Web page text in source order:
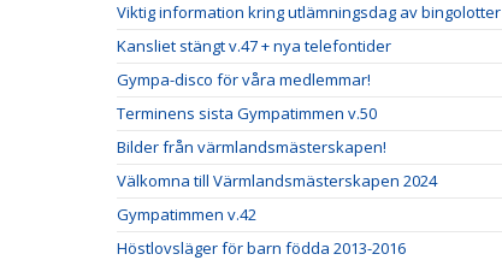
Viktig information kring utlämningsdag av bingolotter
Kansliet stängt v.47 + nya telefontider
Gympa-disco för våra medlemmar!
Terminens sista Gympatimmen v.50
Bilder från värmlandsmästerskapen!
Välkomna till Värmlandsmästerskapen 2024
Gympatimmen v.42
Höstlovsläger för barn födda 2013-2016